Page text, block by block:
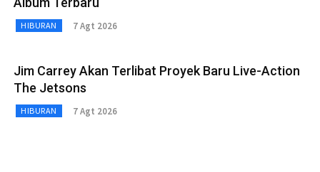
HIBURAN 7 Agt 2026
Jim Carrey Akan Terlibat Proyek Baru Live-Action
The Jetsons
HIBURAN 7 Agt 2026